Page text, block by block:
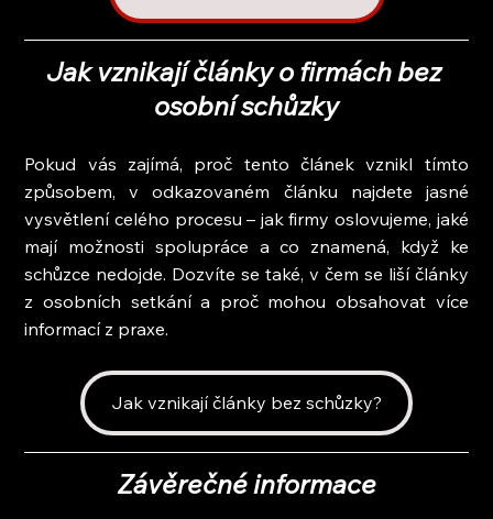
Jak vznikají články o firmách bez
osobní schůzky
Pokud vás zajímá, proč tento článek vznikl tímto
způsobem, v odkazovaném článku najdete jasné
vysvětlení celého procesu – jak firmy oslovujeme, jaké
mají možnosti spolupráce a co znamená, když ke
schůzce nedojde. Dozvíte se také, v čem se liší články
z osobních setkání a proč mohou obsahovat více
informací z praxe.
Jak vznikají články bez schůzky?
Závěrečné informace